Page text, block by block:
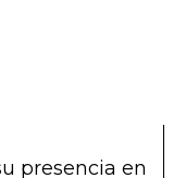
presencia en